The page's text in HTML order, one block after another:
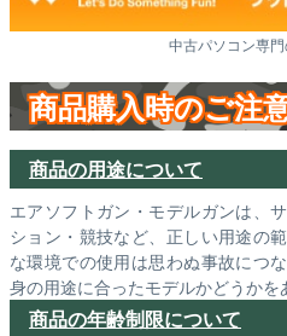
中古パソコン専
商品購入時のご注
商品の用途について
エアソフトガン・モデルガンは、
ション・競技など、正しい用途の
な環境での使用は思わぬ事故につ
身の用途に合ったモデルかどうかを
商品の年齢制限について